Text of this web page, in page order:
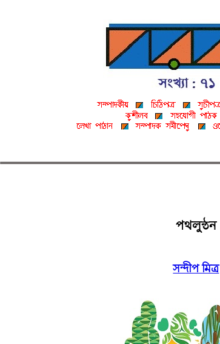
পথলুন্ঠন
সন্দীপ মিত্র